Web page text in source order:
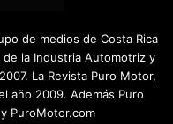
de medios de Costa Rica
la Industria Automotriz y
La Revista Puro Motor,
año 2009. Además Puro
PuroMotor.com